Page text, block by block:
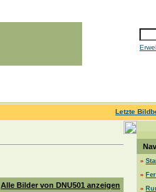
Letzte
Alle Bilder von DNU501 anzeigen
»
»
»